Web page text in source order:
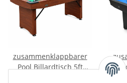
zusammenklappbarer
Pool Billardtisch 5ft